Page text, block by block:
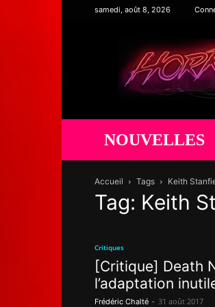
samedi, août 8, 2026
NOUVELLES
Accueil Tags Keith
Tag: Keith
Critiques
[Critique] Death
l’adaptation
Frédéric Chalté - 31 août 2017